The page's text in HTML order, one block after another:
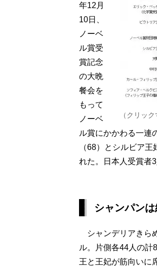
（クリッ
年12月
10日、
ノーベ
ル賞受
賞記念
の大晩
餐会を
もって
ノーベ
ル賞にかかわる一連
（68）とシルビア
れた。日本人受賞者
シャンパン
シャンデリアきら
ル。片側各44人の計
王と王妃が筋向いに